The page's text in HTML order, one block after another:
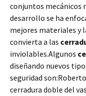
conjuntos mecánicos
desarrollo se ha
mejores materiales y
convierta a las
inviolables.Algunos
diseñando nuevos
seguridad
cerradura doble del